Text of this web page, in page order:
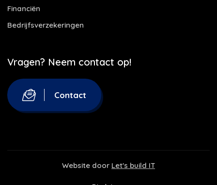
Financiën
Bedrijfsverzekeringen
Vragen? Neem contact op!
Contact
Website door Let's build IT